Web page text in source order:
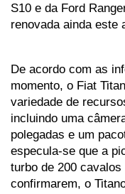
S10 e da Ford
renovada ainda este
De acordo com as
momento, o Fiat
variedade de
incluindo uma
polegadas e um
especula-se que a
turbo de 200
confirmarem, o